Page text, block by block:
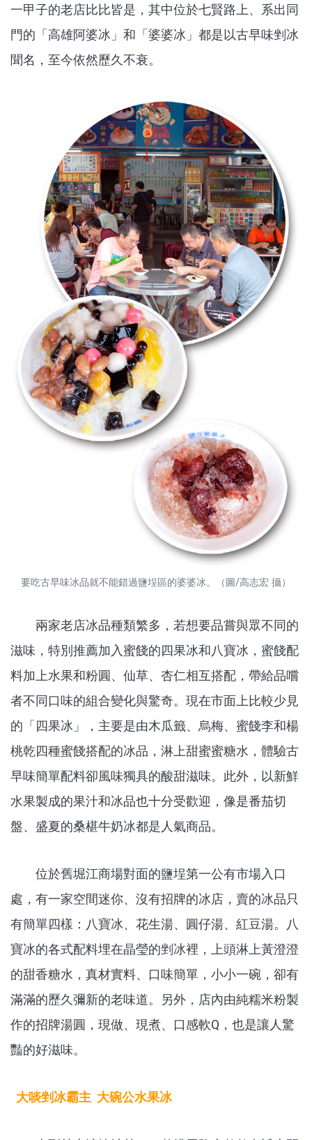
一甲子的老店比比皆是，其中位於七賢路上、系出同
門的「高雄阿婆冰」和「婆婆冰」都是以古早味剉冰
聞名，至今依然歷久不衰。
要吃古早味冰品就不能錯過鹽埕區的婆婆冰。（圖/高志宏 攝）
兩家老店冰品種類繁多，若想要品嘗與眾不同的
滋味，特別推薦加入蜜餞的四果冰和八寶冰，蜜餞配
料加上水果和粉圓、仙草、杏仁相互搭配，帶給品嚐
者不同口味的組合變化與驚奇。現在市面上比較少見
的「四果冰」，主要是由木瓜籤、烏梅、蜜餞李和楊
桃乾四種蜜餞搭配的冰品，淋上甜蜜蜜糖水，體驗古
早味簡單配料卻風味獨具的酸甜滋味。此外，以新鮮
水果製成的果汁和冰品也十分受歡迎，像是番茄切
盤、盛夏的桑椹牛奶冰都是人氣商品。
位於舊堀江商場對面的鹽埕第一公有市場入口
處，有一家空間迷你、沒有招牌的冰店，賣的冰品只
有簡單四樣：八寶冰、花生湯、圓仔湯、紅豆湯。八
寶冰的各式配料埋在晶瑩的剉冰裡，上頭淋上黃澄澄
的甜香糖水，真材實料、口味簡單，小小一碗，卻有
滿滿的歷久彌新的老味道。另外，店內由純糯米粉製
作的招牌湯圓，現做、現煮、口感軟Q，也是讓人驚
豔的好滋味。
大啖剉冰霸主 大碗公水果冰